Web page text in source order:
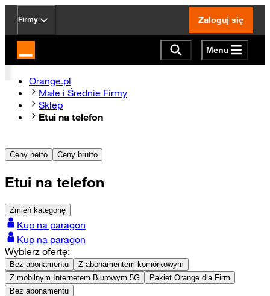
Firmy Zaloguj się
Strona główna Orange.pl Menu
Orange.pl
Małe i Średnie Firmy
Sklep
Etui na telefon
Ceny netto Ceny brutto
Etui na telefon
Zmień kategorię
Kup na paragon
Kup na paragon
Wybierz ofertę:
Bez abonamentu
Z abonamentem komórkowym
Z mobilnym Internetem Biurowym 5G
Pakiet Orange dla Firm
Bez abonamentu